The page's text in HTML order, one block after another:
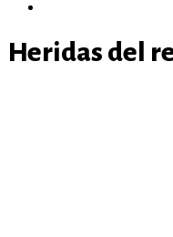
Heridas del